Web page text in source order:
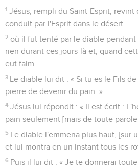
1 Jésus, rempli du Saint-Esprit, revint
conduit par l'Esprit dans le désert
2 où il fut tenté par le diable
rien durant ces jours-là et, quand
eut faim.
3 Le diable lui dit : « Si tu es le Fils
pierre de devenir du pain. »
4 Jésus lui répondit : « Il est écrit :
pain seulement [mais de toute
5 Le diable l'emmena plus haut, [sur
et lui montra en un instant tous les
6 Puis il lui dit : « Je te donnerai